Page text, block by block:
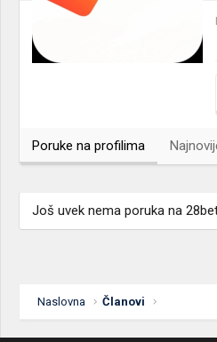
Poruke na profilima
Još uvek nema poruka na
Naslovna Članovi